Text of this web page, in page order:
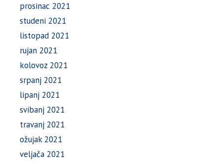
prosinac 2021
studeni 2021
listopad 2021
rujan 2021
kolovoz 2021
srpanj 2021
lipanj 2021
svibanj 2021
travanj 2021
ožujak 2021
veljača 2021